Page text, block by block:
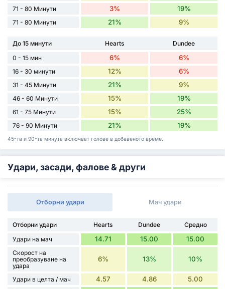
71 - 80 Минути 3% 19%
71 - 80 Минути 21% 9%
До 15 минути Hearts
Dundee
0 - 15 мин
6% 6%
16 - 30 минути 12% 6%
31 - 45 Минути 21% 9%
46 - 60 Минути 15% 19%
61 - 75 Минути 15% 25%
76 - 90 Минути 21% 19%
45-та и 90-та минута включват голове в добавеното време.
Удари, засади, фалове & други
Отборни удари Мач удари
Отборни удари Hearts Dundee
Средно
Удари на мач
14.71 15.00 15.00
Скорост на
преобразуване на
удара
6% 13% 10%
Удари в целта / мач 4.57 4.86 5.00